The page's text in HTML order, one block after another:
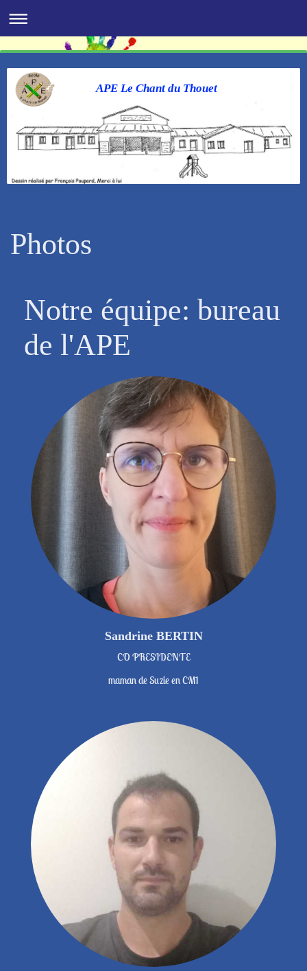
APE Le Chant du Thouet
Photos
Notre équipe: bureau
de l'APE
Sandrine BERTIN
CO PRESIDENTE
maman de Suzie en CM1